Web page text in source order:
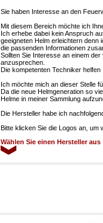
Sie haben Interesse an den
Mit diesem Bereich möchte ich
Ich erhebe dabei kein Anspruch
geeigneten Helm erleichtern
die passenden Informationen
Sollten Sie Interesse an einem
anzusprechen.
Die kompetenten Techniker
Ich möchte mich an dieser Stelle
Da die neue Helmgeneration so
Helme in meiner Sammlung
Die Hersteller habe ich
Bitte klicken Sie die Logos an, um
Wählen Sie einen Hersteller aus